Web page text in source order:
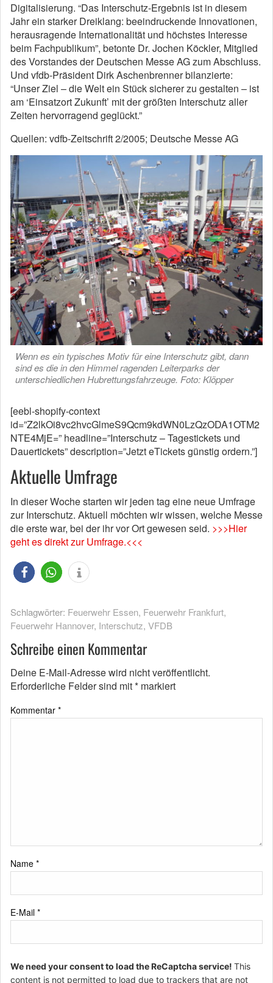
Digitalisierung. “Das Interschutz-Ergebnis ist in diesem
Jahr ein starker Dreiklang: beeindruckende Innovationen,
herausragende Internationalität und höchstes Interesse
beim Fachpublikum”, betonte Dr. Jochen Köckler, Mitglied
des Vorstandes der Deutschen Messe AG zum Abschluss.
Und vfdb-Präsident Dirk Aschenbrenner bilanzierte:
“Unser Ziel – die Welt ein Stück sicherer zu gestalten – ist
am ‘Einsatzort Zukunft’ mit der größten Interschutz aller
Zeiten hervorragend geglückt.”
Quellen: vdfb-Zeitschrift 2/2005; Deutsche Messe AG
Wenn es ein typisches Motiv für eine Interschutz gibt, dann
sind es die in den Himmel ragenden Leiterparks der
unterschiedlichen Hubrettungsfahrzeuge. Foto: Klöpper
[eebl-shopify-context
id=”Z2lkOi8vc2hvcGlmeS9Qcm9kdWN0LzQzODA1OTM2
NTE4MjE=” headline=”Interschutz – Tagestickets und
Dauertickets” description=”Jetzt eTickets günstig ordern.”]
Aktuelle Umfrage
In dieser Woche starten wir jeden tag eine neue Umfrage
zur Interschutz. Aktuell möchten wir wissen, welche Messe
die erste war, bei der ihr vor Ort gewesen seid. >>>Hier
geht es direkt zur Umfrage.<<<
Schlagwörter: Feuerwehr Essen, Feuerwehr Frankfurt,
Feuerwehr Hannover, Interschutz, VFDB
Schreibe einen Kommentar
Deine E-Mail-Adresse wird nicht veröffentlicht.
Erforderliche Felder sind mit* markiert
Kommentar *
Name *
E-Mail *
We need your consent to load the ReCaptcha service! This
content is not permitted to load due to trackers that are not